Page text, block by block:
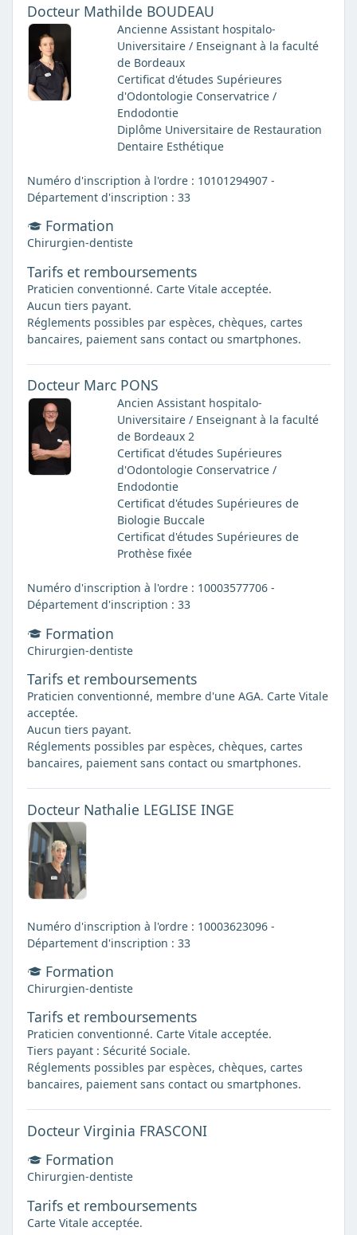
Docteur Mathilde BOUDEAU
Ancienne Assistant hospitalo-
Universitaire / Enseignant à la faculté
de Bordeaux
Certificat d'études Supérieures
d'Odontologie Conservatrice /
Endodontie
Diplôme Universitaire de Restauration
Dentaire Esthétique
Numéro d'inscription à l'ordre : 10101294907 -
Département d'inscription : 33
Formation
Chirurgien-dentiste
Tarifs et remboursements
Praticien conventionné. Carte Vitale acceptée.
Aucun tiers payant.
Réglements possibles par espèces, chèques, cartes
bancaires, paiement sans contact ou smartphones.
Docteur Marc PONS
Ancien Assistant hospitalo-
Universitaire / Enseignant à la faculté
de Bordeaux 2
Certificat d'études Supérieures
d'Odontologie Conservatrice /
Endodontie
Certificat d'études Supérieures de
Biologie Buccale
Certificat d'études Supérieures de
Prothèse fixée
Numéro d'inscription à l'ordre : 10003577706 -
Département d'inscription : 33
Formation
Chirurgien-dentiste
Tarifs et remboursements
Praticien conventionné, membre d'une AGA. Carte Vitale
acceptée.
Aucun tiers payant.
Réglements possibles par espèces, chèques, cartes
bancaires, paiement sans contact ou smartphones.
Docteur Nathalie LEGLISE INGE
Numéro d'inscription à l'ordre : 10003623096 -
Département d'inscription : 33
Formation
Chirurgien-dentiste
Tarifs et remboursements
Praticien conventionné. Carte Vitale acceptée.
Tiers payant : Sécurité Sociale.
Réglements possibles par espèces, chèques, cartes
bancaires, paiement sans contact ou smartphones.
Docteur Virginia FRASCONI
Formation
Chirurgien-dentiste
Tarifs et remboursements
Carte Vitale acceptée.